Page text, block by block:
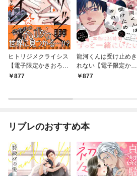
ヒトリジメクライシス
【電子限定かきおろし
付】877
龍河くんは受け止めき
れない【電子限定かき
おろし付】
877
リブレのおすすめ本